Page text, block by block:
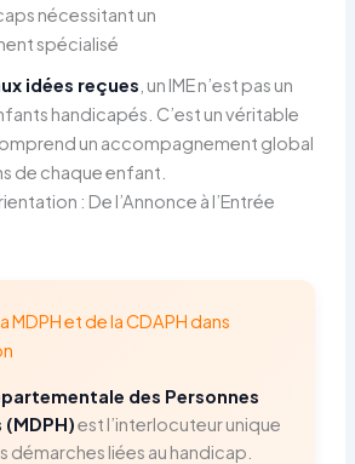
nécessitant un
spécialisé
idées reçues , un IME n’est pas un
handicapés. C’est un véritable
un accompagnement global
de chaque enfant.
: De l’Annonce à l’Entrée
MDPH et de la CDAPH dans
des Personnes
est l’interlocuteur unique
démarches liées au handicap.